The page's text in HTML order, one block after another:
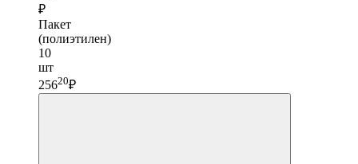
₽
Пакет
(полиэтилен)
10
шт
25620₽